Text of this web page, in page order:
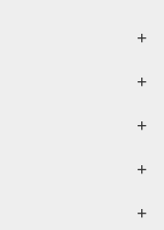
+
+
+
+
+